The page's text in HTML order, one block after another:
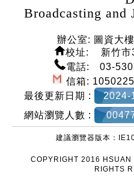
Broadcasting and
辦公室: 圖資大
校址: 新竹市
電話: 03-
信箱:
最後更新日期 :
2024-
網站瀏覽人數 :
建議瀏覽器版本：
COPYRIGHT 2016
RIGHTS